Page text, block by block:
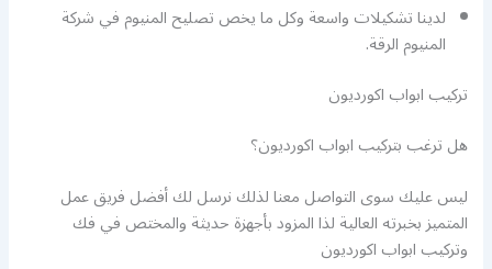
لدينا تشكيلات واسعة وكل ما يخص تصليح المنيوم في شركة
المنيوم الرقة.
تركيب ابواب اكورديون
هل ترغب بتركيب ابواب اكورديون؟
ليس عليك سوى التواصل معنا لذلك نرسل لك أفضل فريق عمل
المتميز بخبرته العالية لذا المزود بأجهزة حديثة والمختص في فك
وتركيب ابواب اكورديون